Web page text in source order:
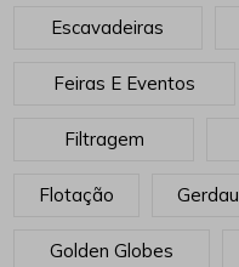
Escavadeiras
Feiras E Eventos
Filtragem
Flotação Gerdau
Golden Globes